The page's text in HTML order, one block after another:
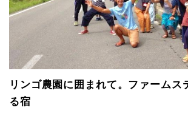
リンゴ農園に囲まれて。ファームス
る宿